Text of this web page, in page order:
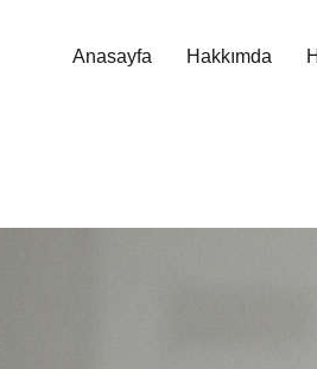
Anasayfa Hakkımda